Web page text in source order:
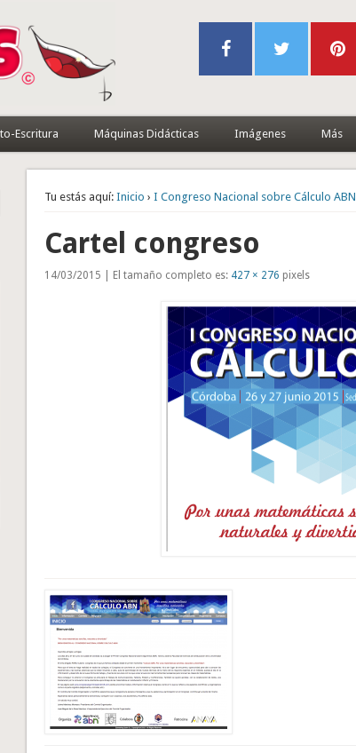
Escritura Máquinas Didácticas Imágenes Más
Tu estás aquí: Inicio ›I Congreso Nacional sobre Cálculo ABN
Cartel congreso
14/03/2015 | El tamaño completo es: 427 × 276 pixels